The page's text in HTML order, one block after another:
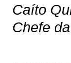
Caíto
Chefe